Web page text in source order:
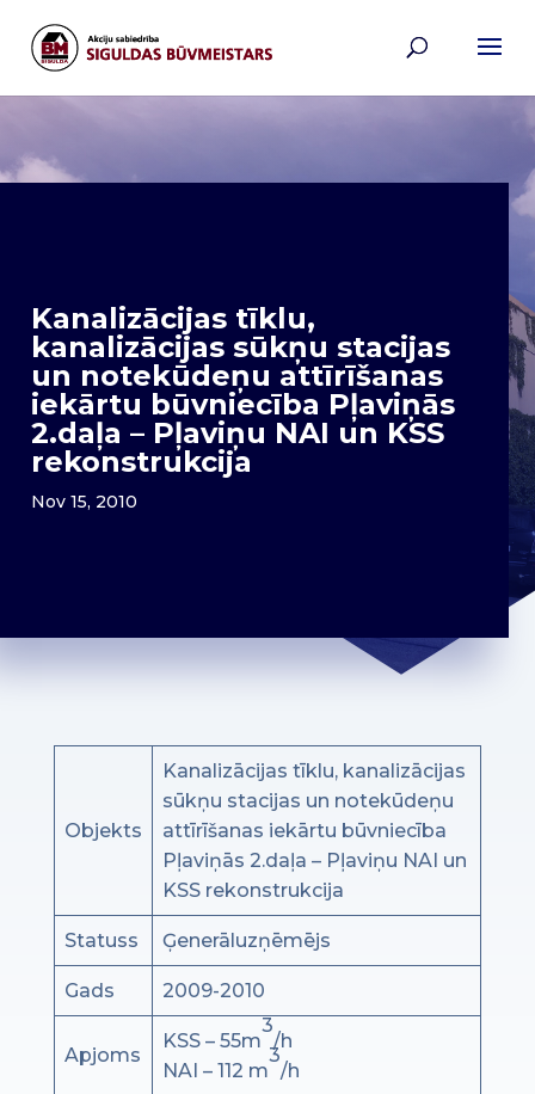
Kanalizācijas tīklu,
kanalizācijas sūkņu stacijas
un notekūdeņu attīrīšanas
iekārtu būvniecība Pļaviņās
2.daļa – Pļaviņu NAI un KSS
rekonstrukcija
Nov 15, 2010
Objekts
Kanalizācijas tīklu, kanalizācijas
sūkņu stacijas un notekūdeņu
attīrīšanas iekārtu būvniecība
Pļaviņās 2.daļa – Pļaviņu NAI un
KSS rekonstrukcija
Statuss Ģenerāluzņēmējs
Gads 2009-2010
Apjoms
KSS – 55m
3
/h
NAI – 112 m
3
/h